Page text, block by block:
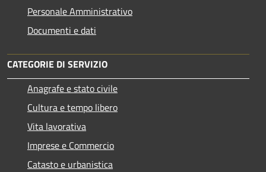
Personale Amministrativo
Documenti e dati
CATEGORIE DI SERVIZIO
Anagrafe e stato civile
Cultura e tempo libero
Vita lavorativa
Imprese e Commercio
Catasto e urbanistica